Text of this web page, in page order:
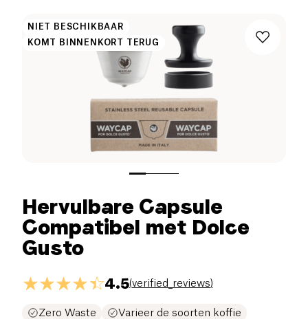
NIET BESCHIKBAAR
KOMT BINNENKORT TERUG
Hervulbare Capsule
Compatibel met Dolce
Gusto
4.5(verified_reviews)
Zero Waste
Varieer de soorten koffie